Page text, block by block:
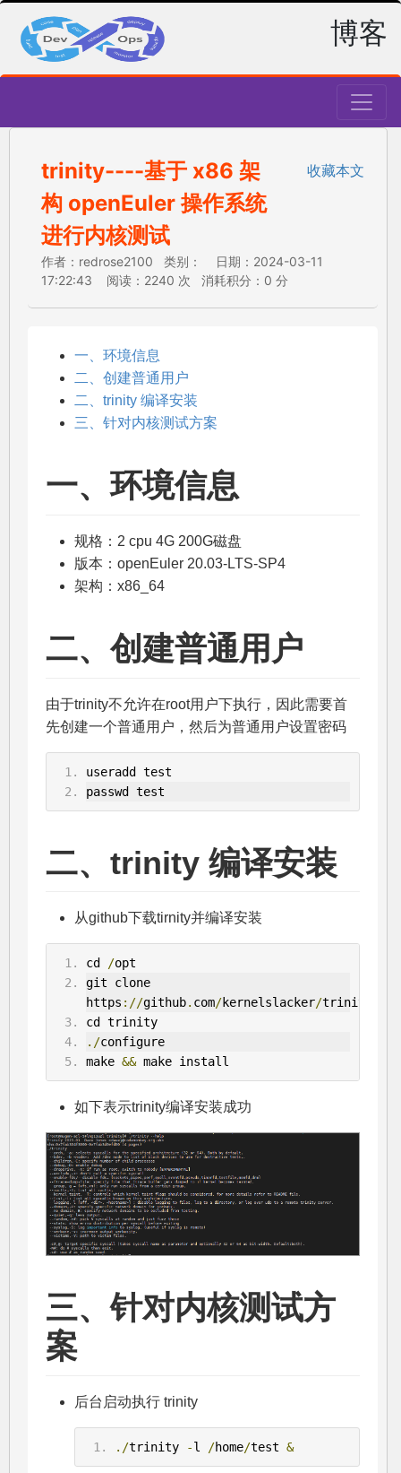
博客
trinity----基于 x86 架
构 openEuler 操作系统
进行内核测试
收藏本文
作者：redrose2100 类别： 日期：2024-03-11
17:22:43 阅读：2240 次 消耗积分：0 分
一、环境信息
二、创建普通用户
二、trinity 编译安装
三、针对内核测试方案
一、环境信息
规格：2 cpu 4G 200G磁盘
版本：openEuler 20.03-LTS-SP4
架构：x86_64
二、创建普通用户
由于trinity不允许在root用户下执行，因此需要首
先创建一个普通用户，然后为普通用户设置密码
useradd test
passwd test
二、trinity 编译安装
从github下载tirnity并编译安装
cd /opt
git clone
https ://github. com/kernelslacker/trinity
cd trinity
./configure
make && make install
如下表示trinity编译安装成功
三、针对内核测试方
案
后台启动执行 trinity
./trinity -l /home/test &